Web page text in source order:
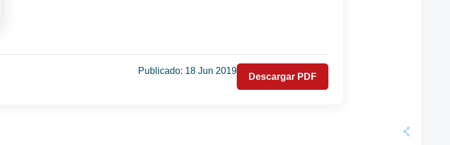
Publicado: 18 Jun 2019
Descargar PDF